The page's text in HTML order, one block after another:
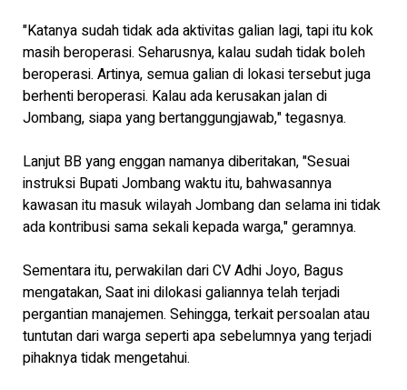
"Katanya sudah tidak ada aktivitas galian lagi, tapi itu kok
masih beroperasi. Seharusnya, kalau sudah tidak boleh
beroperasi. Artinya, semua galian di lokasi tersebut juga
berhenti beroperasi. Kalau ada kerusakan jalan di
Jombang, siapa yang bertanggungjawab," tegasnya.
Lanjut BB yang enggan namanya diberitakan, "Sesuai
instruksi Bupati Jombang waktu itu, bahwasannya
kawasan itu masuk wilayah Jombang dan selama ini tidak
ada kontribusi sama sekali kepada warga," geramnya.
Sementara itu, perwakilan dari CV Adhi Joyo, Bagus
mengatakan, Saat ini dilokasi galiannya telah terjadi
pergantian manajemen. Sehingga, terkait persoalan atau
tuntutan dari warga seperti apa sebelumnya yang terjadi
pihaknya tidak mengetahui.